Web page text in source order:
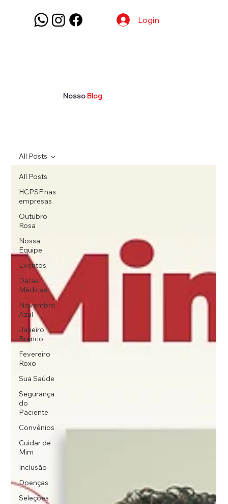
Login
All Posts
HCPSF nas
empresas
Outubro
Rosa
Nossa
Equipe
Eventos
Datas
Médicas
Novembro
Azul
Janeiro
Branco
Fevereiro
Roxo
Sua Saúde
Segurança
do
Paciente
Convênios
Cuidar de
Mim
Inclusão
Doenças
Seleções
All Posts
NossoBlog